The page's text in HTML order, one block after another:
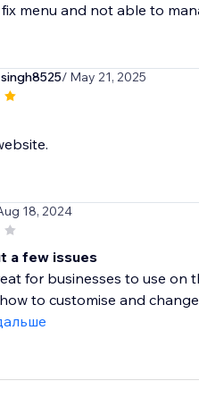
menu and not able to
/ May 21, 2025
18, 2024
a few issues
for businesses to use on
to customise and